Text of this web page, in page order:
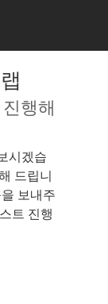
행해
시겠습
드립니
보내주
트 진행